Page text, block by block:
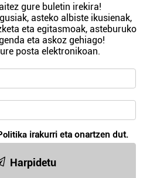
gure buletin irekira!
asteko albiste ikusienak,
eta egitasmoak, asteburuko
eta askoz gehiago!
posta elektronikoan.
irakurri eta onartzen dut.
Harpidetu